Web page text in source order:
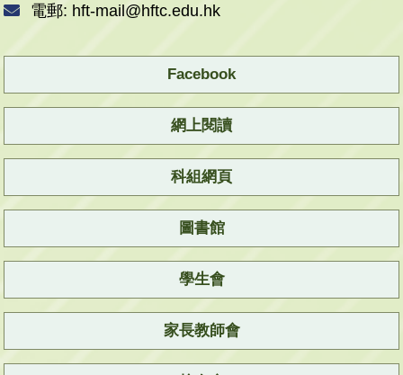
電郵: hft-mail@hftc.edu.hk
Facebook
網上閱讀
科組網頁
圖書館
學生會
家長教師會